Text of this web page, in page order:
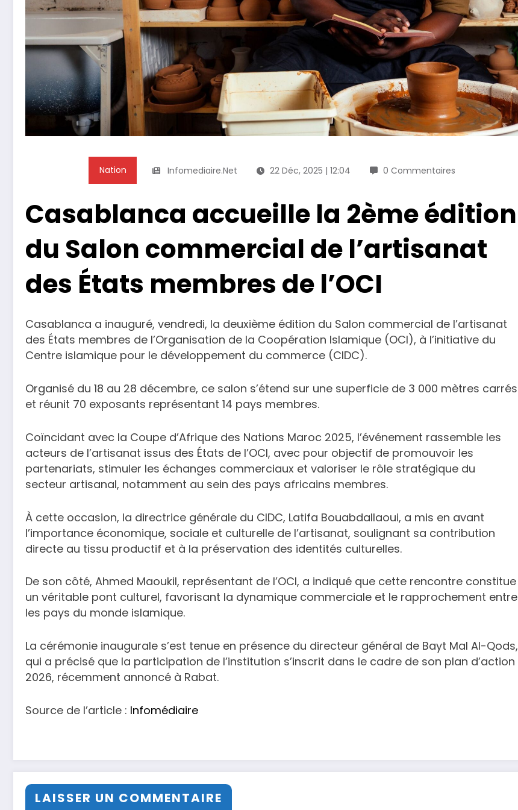
Nation Infomediaire.net 22 Déc, 2025 | 12:04 0 Commentaires
Casablanca accueille la 2ème édition
du Salon commercial de l’artisanat
des États membres de l’OCI
Casablanca a inauguré, vendredi, la deuxième édition du Salon commercial de l’artisanat
des États membres de l’Organisation de la Coopération Islamique (OCI), à l’initiative du
Centre islamique pour le développement du commerce (CIDC).
Organisé du 18 au 28 décembre, ce salon s’étend sur une superficie de 3 000 mètres carrés
et réunit 70 exposants représentant 14 pays membres.
Coïncidant avec la Coupe d’Afrique des Nations Maroc 2025, l’événement rassemble les
acteurs de l’artisanat issus des États de l’OCI, avec pour objectif de promouvoir les
partenariats, stimuler les échanges commerciaux et valoriser le rôle stratégique du
secteur artisanal, notamment au sein des pays africains membres.
À cette occasion, la directrice générale du CIDC, Latifa Bouabdallaoui, a mis en avant
l’importance économique, sociale et culturelle de l’artisanat, soulignant sa contribution
directe au tissu productif et à la préservation des identités culturelles.
De son côté, Ahmed Maoukil, représentant de l’OCI, a indiqué que cette rencontre constitue
un véritable pont culturel, favorisant la dynamique commerciale et le rapprochement entre
les pays du monde islamique.
La cérémonie inaugurale s’est tenue en présence du directeur général de Bayt Mal Al-Qods,
qui a précisé que la participation de l’institution s’inscrit dans le cadre de son plan d’action
2026, récemment annoncé à Rabat.
Source de l’article : Infomédiaire
LAISSER UN COMMENTAIRE